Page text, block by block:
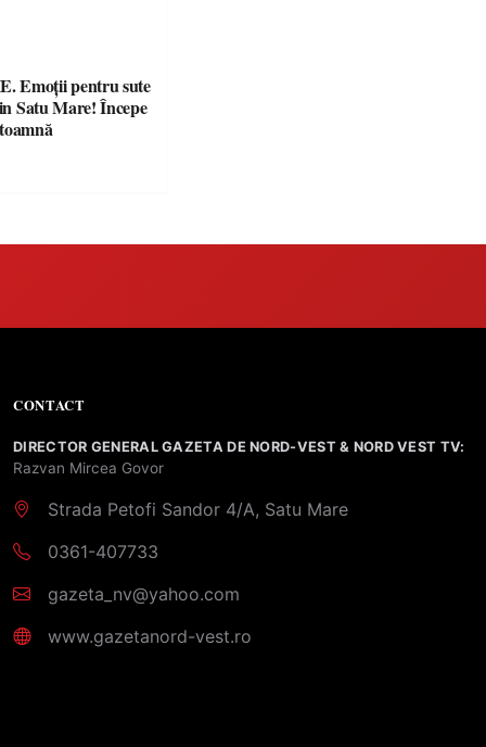
Emoții pentru sute
Satu Mare! Începe
CONTACT
DIRECTOR GENERAL GAZETA DE NORD-VEST & NORD VEST TV:
Razvan Mircea Govor
Strada Petofi Sandor 4/A, Satu Mare
0361-407733
gazeta_nv@yahoo.com
www.gazetanord-vest.ro